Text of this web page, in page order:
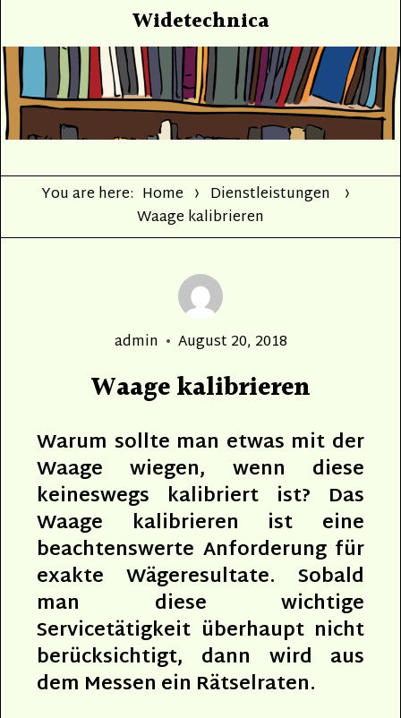
Widetechnica
You are here: Home
Dienstleistungen
Waage kalibrieren
Author
admin
Posted
August 20, 2018
Waage kalibrieren
Warum sollte man etwas mit der
Waage wiegen, wenn diese
keineswegs kalibriert ist? Das
Waage kalibrieren ist eine
beachtenswerte Anforderung für
exakte Wägeresultate. Sobald
man diese wichtige
Servicetätigkeit überhaupt nicht
berücksichtigt, dann wird aus
dem Messen ein Rätselraten.